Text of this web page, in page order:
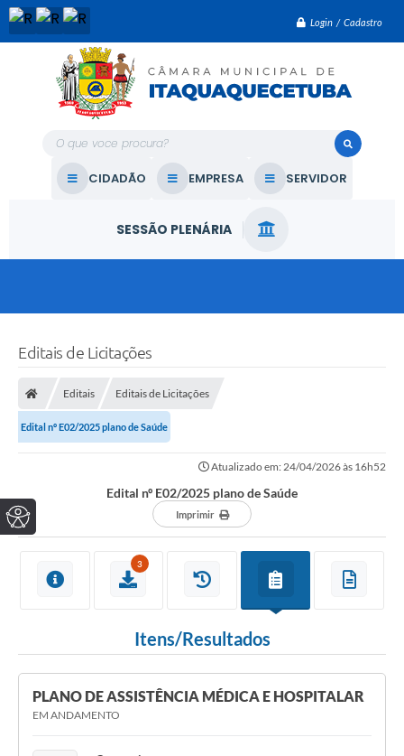
Login / Cadastro
O que voce procura?
CIDADÃO EMPRESA SERVIDOR
SESSÃO PLENÁRIA
Editais de Licitações
Editais Editais de Licitações
Edital nº E02/2025 plano de Saúde
Atualizado em: 24/04/2026 às 16h52
Edital nº E02/2025 plano de Saúde
Imprimir
3
Itens/Resultados
PLANO DE ASSISTÊNCIA MÉDICA E HOSPITALAR
EM ANDAMENTO